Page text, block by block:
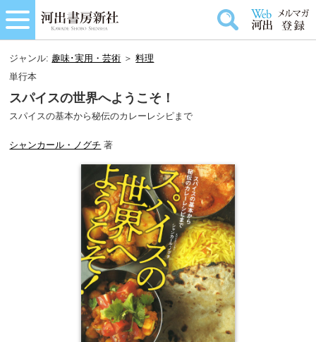
ジャンル: 趣味･実用・芸術 ＞料理
単行本
スパイスの世界へようこそ！
スパイスの基本から秘伝のカレーレシピまで
シャンカール・ノグチ 著